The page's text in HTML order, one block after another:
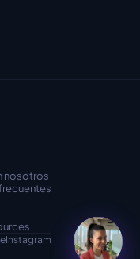
nosotros
Instagram